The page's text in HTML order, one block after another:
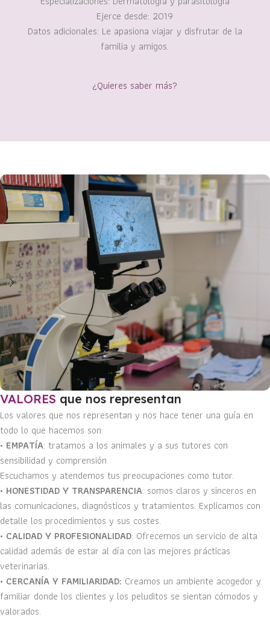
Ejerce desde: 2019
Datos adicionales: Le apasiona viajar y disfrutar de la
familia y amigos.
¿Quieres saber más?
VALORES que nos representan
Los valores que nos representan y nos hace tener una guía en
todo lo que hacemos son:
• EMPATÍA: tratamos a los animales y a sus tutores con
sensibilidad y comprensión
Escuchamos y atendemos tus preocupaciones como tutor.
• HONESTIDAD Y TRANSPARENCIA: somos claros y sinceros en
las comunicaciones, diagnósticos y tratamientos. Explicamos con
detalle los procedimientos y sus costes.
• CALIDAD Y PROFESIONALIDAD: Ofrecemos un servicio de alta
calidad además de estar al día con las mejores prácticas
veterinarias.
• CERCANÍA Y FAMILIARIDAD: Creamos un ambiente acogedor y
familiar donde los clientes y los peluditos se sientan cómodos y
valorados.